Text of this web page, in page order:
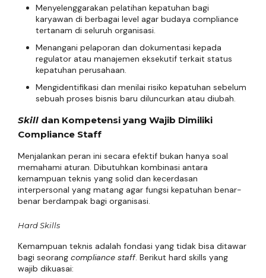
Menyelenggarakan pelatihan kepatuhan bagi
karyawan di berbagai level agar budaya compliance
tertanam di seluruh organisasi.
Menangani pelaporan dan dokumentasi kepada
regulator atau manajemen eksekutif terkait status
kepatuhan perusahaan.
Mengidentifikasi dan menilai risiko kepatuhan sebelum
sebuah proses bisnis baru diluncurkan atau diubah.
Skill dan Kompetensi yang Wajib Dimiliki
Compliance Staff
Menjalankan peran ini secara efektif bukan hanya soal
memahami aturan. Dibutuhkan kombinasi antara
kemampuan teknis yang solid dan kecerdasan
interpersonal yang matang agar fungsi kepatuhan benar-
benar berdampak bagi organisasi.
Hard Skills
Kemampuan teknis adalah fondasi yang tidak bisa ditawar
bagi seorang compliance staff. Berikut hard skills yang
wajib dikuasai: